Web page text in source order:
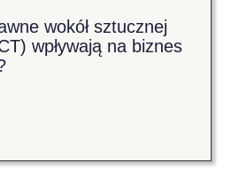
wokół sztucznej
wpływają na biznes